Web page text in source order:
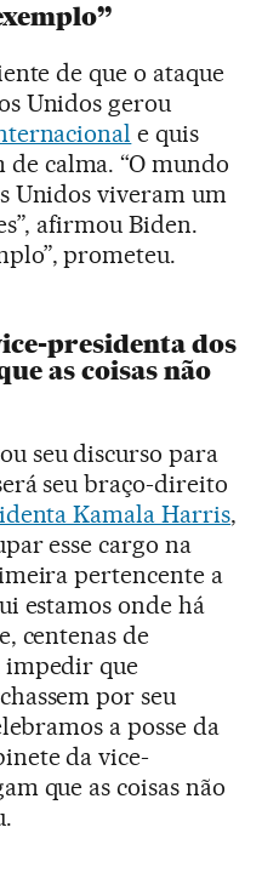
de que o ataque
Unidos gerou
e quis
calma. “O mundo
Unidos viveram um
afirmou Biden.
prometeu.
presidenta dos
as coisas não
seu discurso para
seu braço-direito
Kamala Harris,
esse cargo na
pertencente a
estamos onde há
centenas de
impedir que
por seu
a posse da
da vice-
que as coisas não